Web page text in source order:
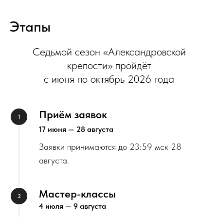
Этапы
Седьмой сезон «Александровской
крепости» пройдёт
с июня по октябрь 2026 года
Приём заявок
17 июня — 28 августа
Заявки принимаются до 23:59 мск 28
августа.
Мастер-классы
4 июля — 9 августа